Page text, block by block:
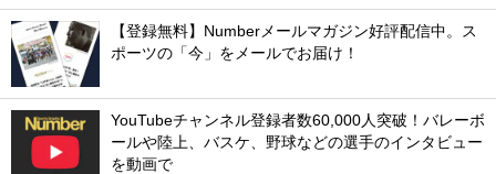
【登録無料】Numberメールマガジン好評配信中。ス
ポーツの「今」をメールでお届け！
YouTubeチャンネル登録者数60,000人突破！バレーボ
ールや陸上、バスケ、野球などの選手のインタビュー
を動画で